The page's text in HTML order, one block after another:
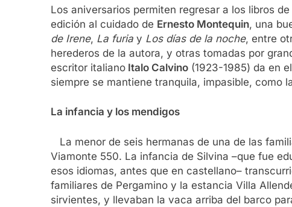
Los aniversarios permiten regresar a los libros
edición al cuidado de Ernesto Montequin, una
de Irene, La furia y Los días de la noche, entre
herederos de la autora, y otras tomadas por
escritor italiano Italo Calvino (1923-1985) da en
siempre se mantiene tranquila, impasible, como
La infancia y los mendigos
La menor de seis hermanas de una de las
Viamonte 550. La infancia de Silvina –que fue
esos idiomas, antes que en castellano–
familiares de Pergamino y la estancia Villa
sirvientes, y llevaban la vaca arriba del barco